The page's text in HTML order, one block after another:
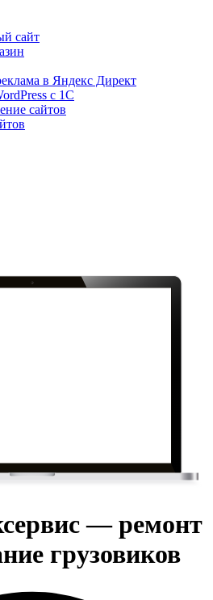
сайт
в Яндекс Директ
c 1C
сайтов
— ремонт
грузовиков